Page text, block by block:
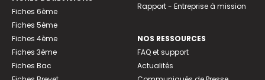
Fiches 6ème
Fiches 5ème
Fiches 4ème
Fiches 3ème
Fiches Bac
Rapport - Entreprise à mission
NOS RESSOURCES
FAQ et support
Actualités